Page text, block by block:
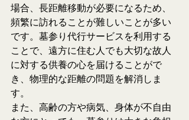
場合、長距離移動が必要になるため、
頻繁に訪れることが難しいことが多い
です。墓参り代行サービスを利用する
ことで、遠方に住む人でも大切な故人
に対する供養の心を届けることがで
き、物理的な距離の問題を解消しま
す。
また、高齢の方や病気、身体が不自由